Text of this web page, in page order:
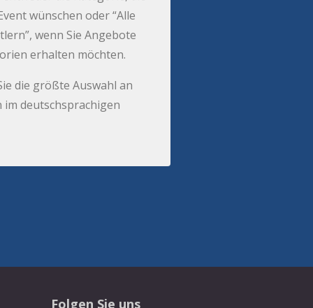
wünschen oder “Alle
wenn Sie Angebote
erhalten möchten.
die größte Auswahl an
deutschsprachigen
Folgen Sie uns